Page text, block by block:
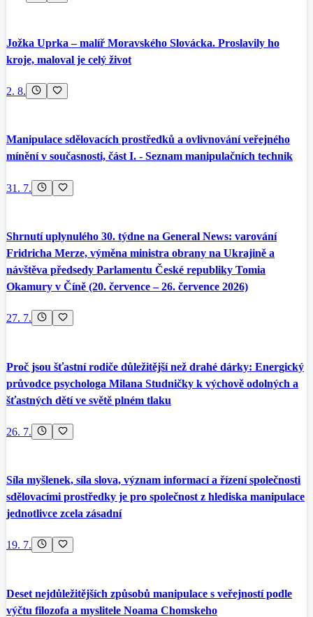
Jožka Uprka – malíř Moravského Slovácka. Proslavily ho
kroje, maloval je celý život
2. 8.
Manipulace sdělovacích prostředků a ovlivnování veřejného
mínění v současnosti, část I. - Seznam manipulačních technik
31. 7.
Shrnutí uplynulého 30. týdne na General News: varování
Fridricha Merze, výměna ministra obrany na Ukrajině a
návštěva předsedy Parlamentu České republiky Tomia
Okamury v Číně (20. července – 26. července 2026)
27. 7.
Proč jsou šťastní rodiče důležitější než drahé dárky: Energický
průvodce psychologa Milana Studničky k výchově odolných a
šťastných dětí ve světě plném tlaku
26. 7.
Síla myšlenek, síla slova, význam informací a řízení společnosti
sdělovacími prostředky je pro společnost z hlediska manipulace
jednotlivce zcela zásadní
19. 7.
Deset nejdůležitějších způsobů manipulace s veřejností podle
výčtu filozofa a myslitele Noama Chomskeho